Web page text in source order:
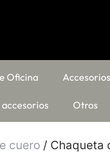
Oficina
accesorios Otros
cuero / Chaqueta